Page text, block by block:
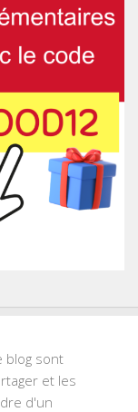
blog sont
et les
d'un